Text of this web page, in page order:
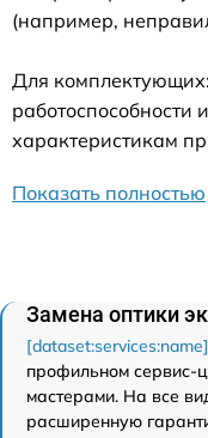
(например,
Для
работоспособности
характеристикам
Показать полностью
Замена оптики
профильном сервис-
мастерами. На все
расширенную